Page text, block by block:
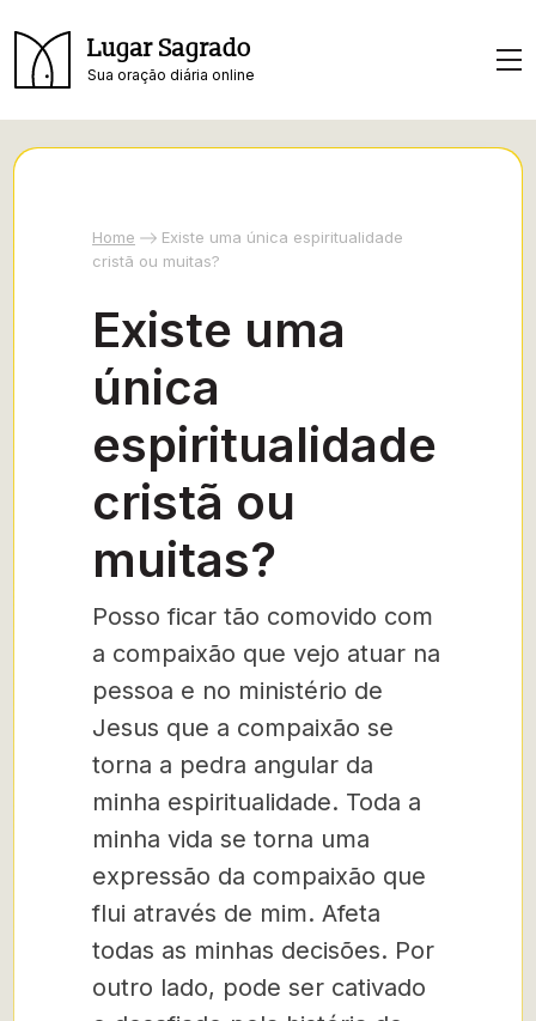
Lugar Sagrado
Sua oração diária online
Home
Existe uma única espiritualidade
cristã ou muitas?
Existe uma
única
espiritualidade
cristã ou
muitas?
Posso ficar tão comovido com
a compaixão que vejo atuar na
pessoa e no ministério de
Jesus que a compaixão se
torna a pedra angular da
minha espiritualidade. Toda a
minha vida se torna uma
expressão da compaixão que
flui através de mim. Afeta
todas as minhas decisões. Por
outro lado, pode ser cativado